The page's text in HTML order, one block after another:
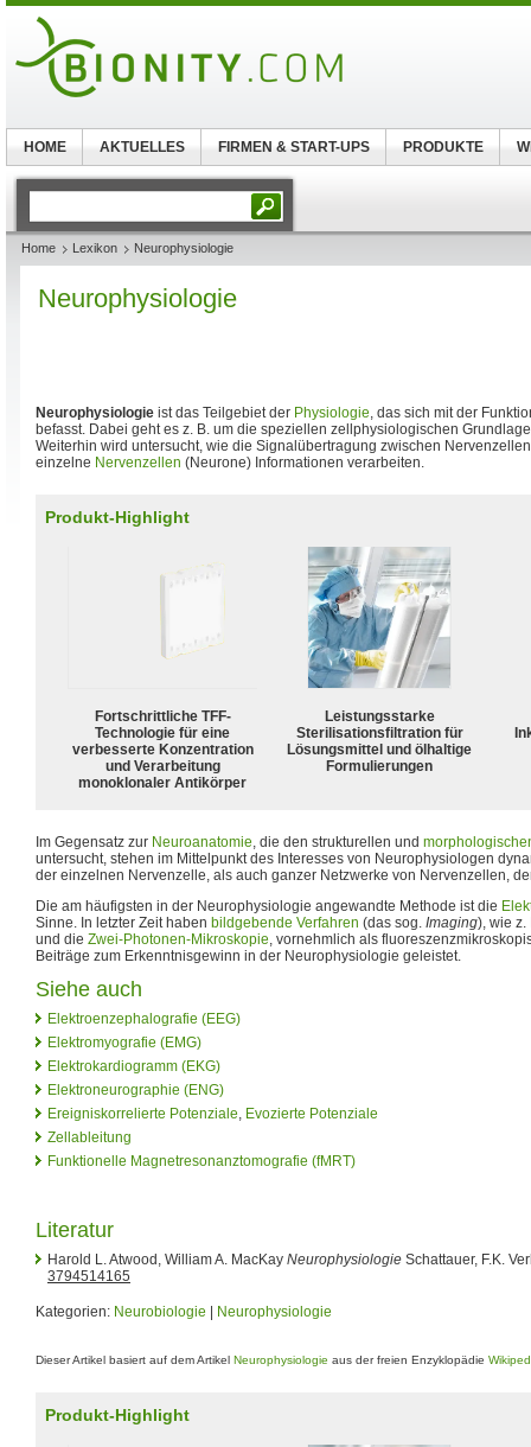
Home Lexikon Neurophysiologie
Neurophysiologie
Neurophysiologie ist das Teilgebiet der Physiologie, das sich mit der
befasst. Dabei geht es z. B. um die speziellen zellphysiologischen
Weiterhin wird untersucht, wie die Signalübertragung zwischen
einzelne Nervenzellen (Neurone) Informationen verarbeiten.
Produkt-Highlight
Fortschrittliche TFF-
Technologie für eine
verbesserte Konzentration
und Verarbeitung
monoklonaler Antikörper
Leistungsstarke
Sterilisationsfiltration für
Lösungsmittel und ölhaltige
Formulierungen
Im Gegensatz zur Neuroanatomie, die den strukturellen und
untersucht, stehen im Mittelpunkt des Interesses von Neurophysiologen
der einzelnen Nervenzelle, als auch ganzer Netzwerke von Nervenzellen,
Die am häufigsten in der Neurophysiologie angewandte Methode ist die
Sinne. In letzter Zeit haben bildgebende Verfahren (das sog. Imaging), wie
und die Zwei-Photonen-Mikroskopie, vornehmlich als
Beiträge zum Erkenntnisgewinn in der Neurophysiologie geleistet.
Siehe auch
Elektroenzephalografie (EEG)
Elektromyografie (EMG)
Elektrokardiogramm (EKG)
Elektroneurographie (ENG)
Ereigniskorrelierte Potenziale, Evozierte Potenziale
Zellableitung
Funktionelle Magnetresonanztomografie (fMRT)
Literatur
Harold L. Atwood, William A. MacKay Neurophysiologie Schattauer, F.K.
3794514165
Kategorien: Neurobiologie Neurophysiologie
Dieser Artikel basiert auf dem Artikel Neurophysiologie aus der freien Enzyklopädie
Produkt-Highlight
HOME AKTUELLES FIRMEN & START-UPS PRODUKTE